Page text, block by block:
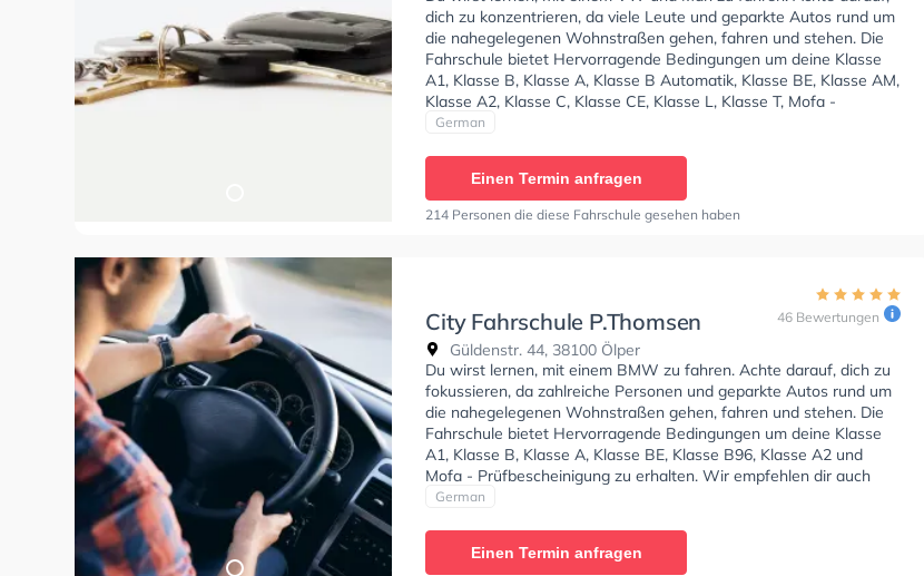
dich zu konzentrieren, da viele Leute und geparkte Autos rund um
die nahegelegenen Wohnstraßen gehen, fahren und stehen. Die
Fahrschule bietet Hervorragende Bedingungen um deine Klasse
A1, Klasse B, Klasse A, Klasse B Automatik, Klasse BE, Klasse AM,
Klasse A2, Klasse C, Klasse CE, Klasse L, Klasse T, Mofa -
Prüfbescheinigung und Klasse B96 zu erhalten.
German
Einen Termin anfragen
214 Personen die diese Fahrschule gesehen haben
City Fahrschule P.Thomsen
Güldenstr. 44, 38100 Ölper
46 Bewertungen
Du wirst lernen, mit einem BMW zu fahren. Achte darauf, dich zu
fokussieren, da zahlreiche Personen und geparkte Autos rund um
die nahegelegenen Wohnstraßen gehen, fahren und stehen. Die
Fahrschule bietet Hervorragende Bedingungen um deine Klasse
A1, Klasse B, Klasse A, Klasse BE, Klasse B96, Klasse A2 und
Mofa - Prüfbescheinigung zu erhalten. Wir empfehlen dir auch
online-theorie tests am PC zu absolvieren, um dich gut auf die
können einen Termin online anfragen.
German
Einen Termin anfragen